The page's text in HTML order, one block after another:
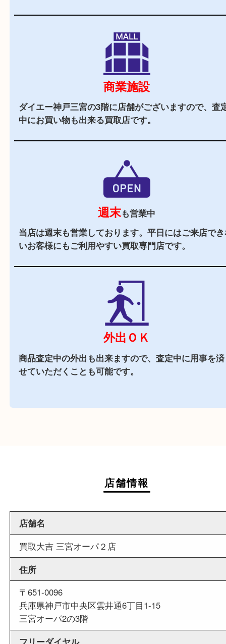
全国2,000店舗以上
全国展開している買取大吉！初めて買取店をご
お客様でも安心してご来店いただけます。
駅チカ
三ノ宮駅のA21番出口よりすぐの買取専門店です
駐車場
施設駐車場 をご利用ください。
当店は週末も営業しております。平日にはご来店
いお客様にもご利用やすい買取専門店です。